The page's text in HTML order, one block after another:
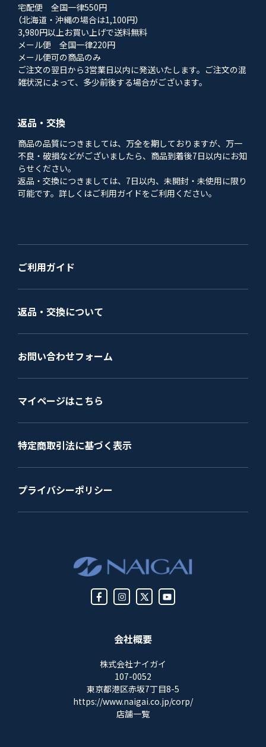
会社概要
株式会社ナイガイ
107-0052
東京都港区赤坂7丁目8-5
https://www.naigai.co.jp/corp/
店舗一覧
宅配便 全国一律550円
（北海道・沖縄の場合は1,100円）
3,980円以上お買い上げで送料無料
メール便 全国一律220円
メール便可の商品のみ
ご注文の翌日から3営業日以内に発送いたします。ご注文の混
雑状況によって、多少前後する場合がございます。
返品・交換
商品の品質につきましては、万全を期しておりますが、万一
不良・破損などがございましたら、商品到着後7日以内にお知
らせください。
返品・交換につきましては、7日以内、未開封・未使用に限り
可能です。詳しくはご利用ガイドをご利用ください。
ご利用ガイド
返品・交換について
お問い合わせフォーム
マイページはこちら
特定商取引法に基づく表示
プライバシーポリシー